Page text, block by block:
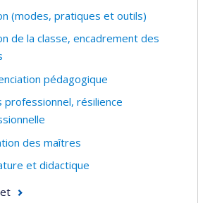
(modes, pratiques et outils)
de la classe, encadrement des
pédagogique
professionnel, résilience
des maîtres
et didactique